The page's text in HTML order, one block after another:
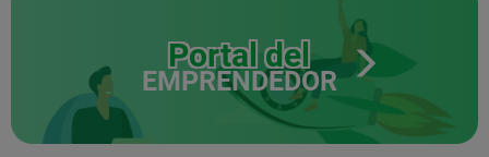
Portal del
EMPRENDEDOR